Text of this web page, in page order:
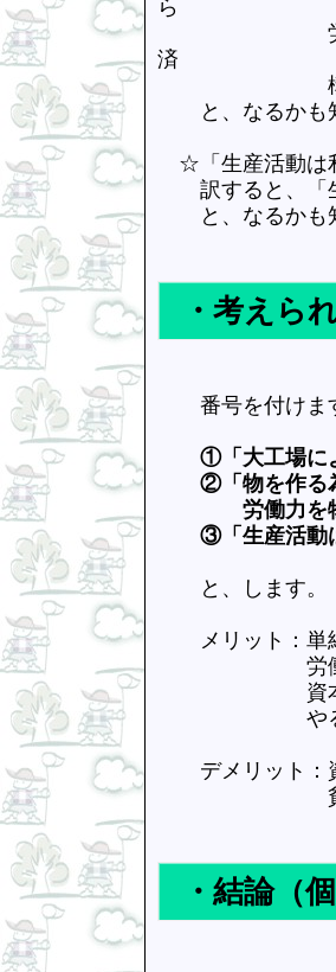
ら
労働力を物と
済
構造
と、なるかも知
☆「生産活動は
訳すると、「生
と、なるかも知
・考えら
番号を付けま
①「大工場によ
②「物を作る為
労働力を物と
③「生産活動は
と、します。
メリット：単純
労働者も資
資本家は、
やる気は出
デメリット：資
貧富の差
・結論（